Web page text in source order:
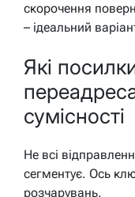
скорочення
– ідеальний
Які
сумісності
Не всі
сегментує. Ось
розчарувань.